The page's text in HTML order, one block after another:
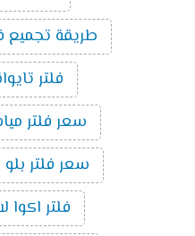
طريقة تجميع فلتر
فلتر تايوانى ٧
سعر فلتر مياه 7 مراحل
سعر فلتر بلو
فلتر اكوا لايف